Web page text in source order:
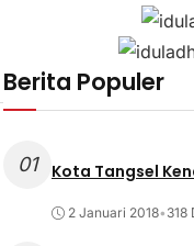
Berita Populer
01 Kota Tangsel
2 Januari 2018• 318